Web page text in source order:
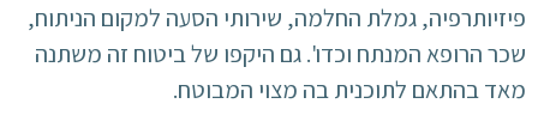
פיזיותרפיה, גמלת החלמה, שירותי הסעה למקום הניתוח,
שכר הרופא המנתח וכדו'. גם היקפו של ביטוח זה משתנה
מאד בהתאם לתוכנית בה מצוי המבוטח.